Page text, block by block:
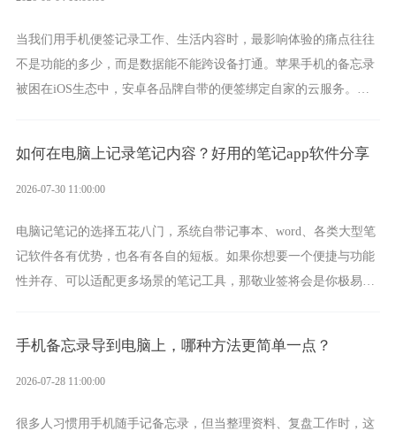
当我们用手机便签记录工作、生活内容时，最影响体验的痛点往往
不是功能的多少，而是数据能不能跨设备打通。苹果手机的备忘录
被困在iOS生态中，安卓各品牌自带的便签绑定自家的云服务。而
如何在电脑上记录笔记内容？好用的笔记app软件分享
2026-07-30 11:00:00
电脑记笔记的选择五花八门，系统自带记事本、word、各类大型笔
记软件各有优势，也各有各自的短板。如果你想要一个便捷与功能
性并存、可以适配更多场景的笔记工具，那敬业签将会是你极易上
手机备忘录导到电脑上，哪种方法更简单一点？
2026-07-28 11:00:00
很多人习惯用手机随手记备忘录，但当整理资料、复盘工作时，这